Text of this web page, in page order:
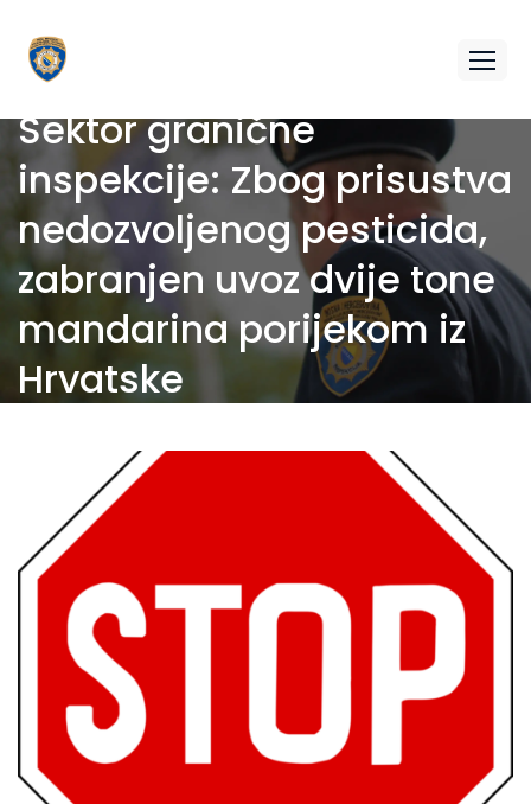
Sektor granične
inspekcije: Zbog prisustva
nedozvoljenog pesticida,
zabranjen uvoz dvije tone
mandarina porijekom iz
Hrvatske